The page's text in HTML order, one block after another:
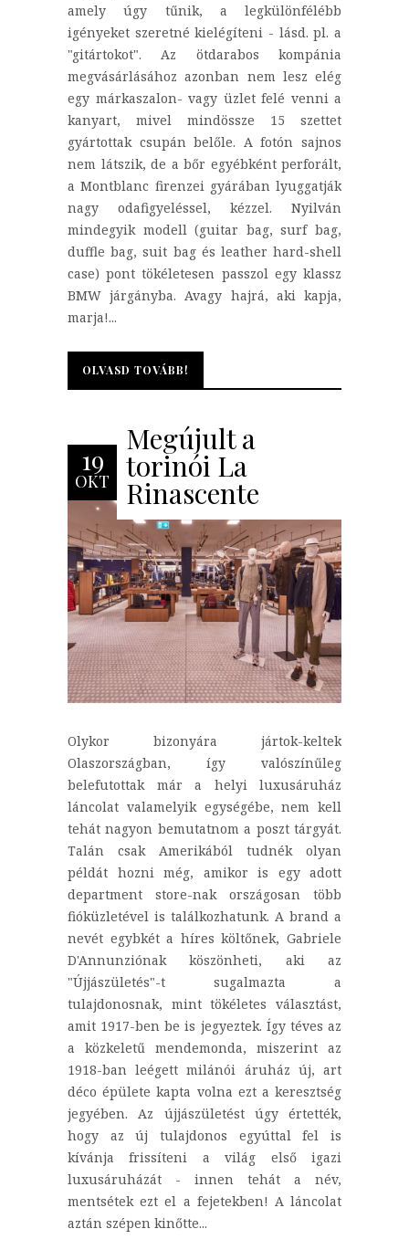
amely úgy tűnik, a legkülönfélébb
igényeket szeretné kielégíteni - lásd. pl. a
"gitártokot". Az ötdarabos kompánia
megvásárlásához azonban nem lesz elég
egy márkaszalon- vagy üzlet felé venni a
kanyart, mivel mindössze 15 szettet
gyártottak csupán belőle. A fotón sajnos
nem látszik, de a bőr egyébként perforált,
a Montblanc firenzei gyárában lyuggatják
nagy odafigyeléssel, kézzel. Nyilván
mindegyik modell (guitar bag, surf bag,
duffle bag, suit bag és leather hard-shell
case) pont tökéletesen passzol egy klassz
BMW járgányba. Avagy hajrá, aki kapja,
marja!...
OLVASD TOVÁBB!
OLVASD TOVÁBB!
19
OKT
Megújult a
torinói La
Rinascente
Olykor bizonyára jártok-keltek
Olaszországban, így valószínűleg
belefutottak már a helyi luxusáruház
láncolat valamelyik egységébe, nem kell
tehát nagyon bemutatnom a poszt tárgyát.
Talán csak Amerikából tudnék olyan
példát hozni még, amikor is egy adott
department store-nak országosan több
fióküzletével is találkozhatunk. A brand a
nevét egybkét a híres költőnek, Gabriele
D'Annunziónak köszönheti, aki az
"Újjászületés"-t sugalmazta a
tulajdonosnak, mint tökéletes választást,
amit 1917-ben be is jegyeztek. Így téves az
a közkeletű mendemonda, miszerint az
1918-ban leégett milánói áruház új, art
déco épülete kapta volna ezt a keresztség
jegyében. Az újjászületést úgy értették,
hogy az új tulajdonos egyúttal fel is
kívánja frissíteni a világ első igazi
luxusáruházát - innen tehát a név,
mentsétek ezt el a fejetekben! A láncolat
aztán szépen kinőtte...